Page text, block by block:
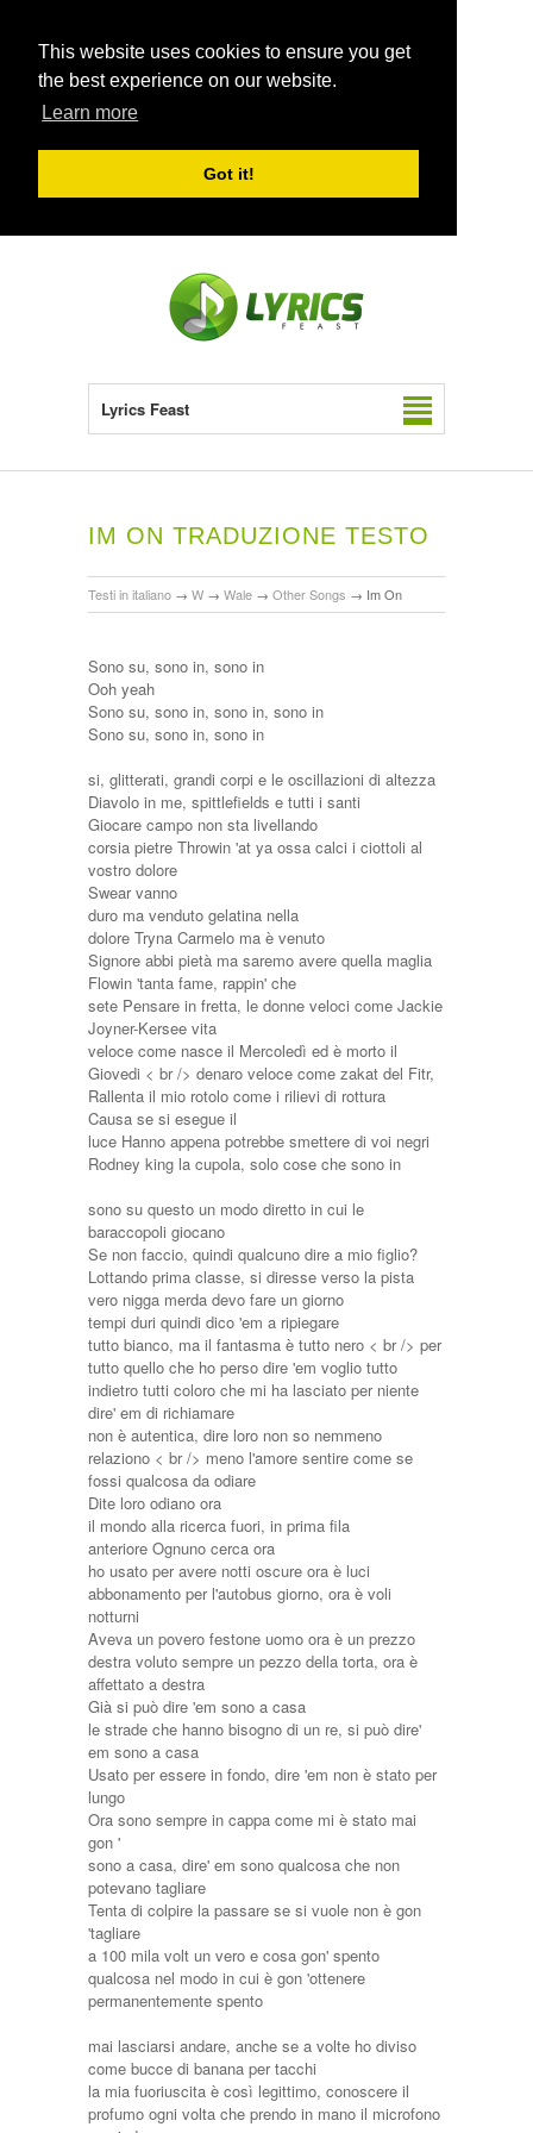
This website uses cookies to ensure you get
the best experience on our website.
Learn more
Got it!
Lyrics Feast
IM ON TRADUZIONE TESTO
Testi in italiano → W → Wale → Other Songs → Im On
Sono su, sono in, sono in
Ooh yeah
Sono su, sono in, sono in, sono in
Sono su, sono in, sono in
si, glitterati, grandi corpi e le oscillazioni di altezza
Diavolo in me, spittlefields e tutti i santi
Giocare campo non sta livellando
corsia pietre Throwin 'at ya ossa calci i ciottoli al
vostro dolore
Swear vanno
duro ma venduto gelatina nella
dolore Tryna Carmelo ma è venuto
Signore abbi pietà ma saremo avere quella maglia
Flowin 'tanta fame, rappin' che
sete Pensare in fretta, le donne veloci come Jackie
Joyner-Kersee vita
veloce come nasce il Mercoledì ed è morto il
Giovedi < br /> denaro veloce come zakat del Fitr,
Rallenta il mio rotolo come i rilievi di rottura
Causa se si esegue il
luce Hanno appena potrebbe smettere di voi negri
Rodney king la cupola, solo cose che sono in
sono su questo un modo diretto in cui le
baraccopoli giocano
Se non faccio, quindi qualcuno dire a mio figlio?
Lottando prima classe, si diresse verso la pista
vero nigga merda devo fare un giorno
tempi duri quindi dico 'em a ripiegare
tutto bianco, ma il fantasma è tutto nero < br /> per
tutto quello che ho perso dire 'em voglio tutto
indietro tutti coloro che mi ha lasciato per niente
dire' em di richiamare
non è autentica, dire loro non so nemmeno
relaziono < br /> meno l'amore sentire come se
fossi qualcosa da odiare
Dite loro odiano ora
il mondo alla ricerca fuori, in prima fila
anteriore Ognuno cerca ora
ho usato per avere notti oscure ora è luci
abbonamento per l'autobus giorno, ora è voli
notturni
Aveva un povero festone uomo ora è un prezzo
destra voluto sempre un pezzo della torta, ora è
affettato a destra
Già si può dire 'em sono a casa
le strade che hanno bisogno di un re, si può dire'
em sono a casa
Usato per essere in fondo, dire 'em non è stato per
lungo
Ora sono sempre in cappa come mi è stato mai
gon '
sono a casa, dire' em sono qualcosa che non
potevano tagliare
Tenta di colpire la passare se si vuole non è gon
'tagliare
a 100 mila volt un vero e cosa gon' spento
qualcosa nel modo in cui è gon 'ottenere
permanentemente spento
mai lasciarsi andare, anche se a volte ho diviso
come bucce di banana per tacchi
la mia fuoriuscita è così legittimo, conoscere il
profumo ogni volta che prendo in mano il microfono